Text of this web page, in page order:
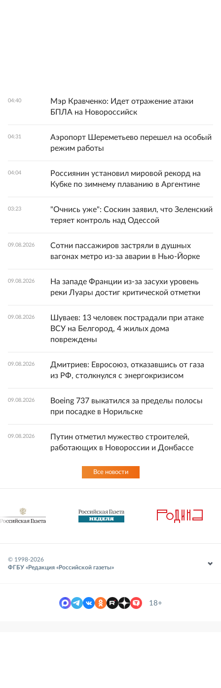
04:40
Мэр Кравченко: Идет отражение атаки
БПЛА на Новороссийск
04:31
Аэропорт Шереметьево перешел на особый
режим работы
04:04
Россиянин установил мировой рекорд на
Кубке по зимнему плаванию в Аргентине
03:23
"Очнись уже": Соскин заявил, что Зеленский
теряет контроль над Одессой
09.08.2026
Сотни пассажиров застряли в душных
вагонах метро из-за аварии в Нью-Йорке
09.08.2026
На западе Франции из-за засухи уровень
реки Луары достиг критической отметки
09.08.2026
Шуваев: 13 человек пострадали при атаке
ВСУ на Белгород, 4 жилых дома
повреждены
09.08.2026
Дмитриев: Евросоюз, отказавшись от газа
из РФ, столкнулся с энергокризисом
09.08.2026
Boeing 737 выкатился за пределы полосы
при посадке в Норильске
09.08.2026
Путин отметил мужество строителей,
работающих в Новороссии и Донбассе
Все новости
© 1998-2026
ФГБУ «Редакция «Российской газеты»
18+